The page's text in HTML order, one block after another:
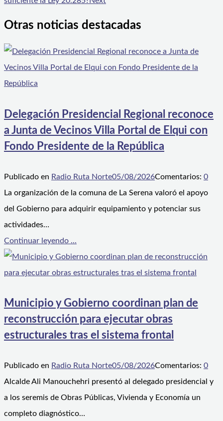
Otras noticias destacadas
Delegación Presidencial Regional reconoce
a Junta de Vecinos Villa Portal de Elqui con
Fondo Presidente de la República
Publicado en Radio Ruta Norte05/08/2026Comentarios: 0
La organización de la comuna de La Serena valoró el apoyo
del Gobierno para adquirir equipamiento y potenciar sus
actividades…
Continuar leyendo ...
Municipio y Gobierno coordinan plan de
reconstrucción para ejecutar obras
estructurales tras el sistema frontal
Publicado en Radio Ruta Norte05/08/2026Comentarios: 0
Alcalde Ali Manouchehri presentó al delegado presidencial y
a los seremis de Obras Públicas, Vivienda y Economía un
completo diagnóstico…